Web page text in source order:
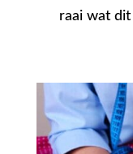
raai wat dit